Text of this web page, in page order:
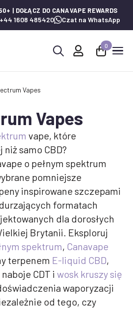
| DOŁĄCZ DO CANAVAPE REWARDS
1608 485420 Czat na WhatsApp
0
Vapes
Vapes
vape, które
samo CBD?
o pełnym spektrum
pomniejsze
inspirowane szczepami
formatach
dla dorosłych
Brytanii. Eksploruj
spektrum, Canavape
terpenem E-liquid CBD,
CDT i wosk kruszy się
waporyzacji
od tego, czy